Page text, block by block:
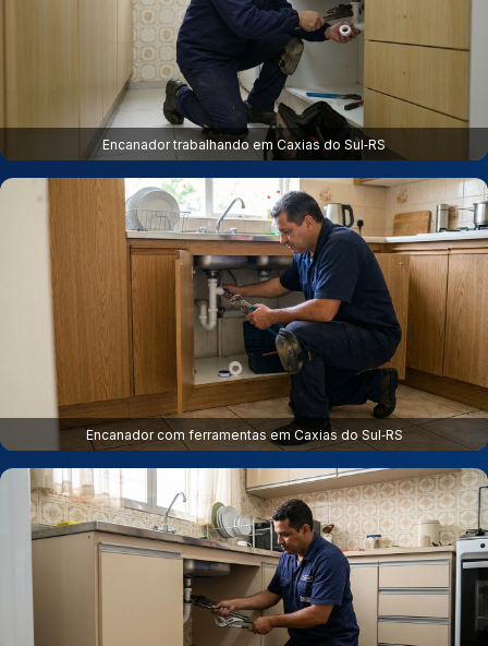
Encanador trabalhando em Caxias do Sul‑RS
Encanador com ferramentas em Caxias do Sul‑RS